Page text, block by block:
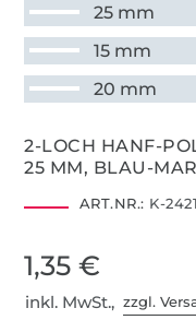
25 mm
15 mm
20 mm
2-LOCH HANF-
25 MM, BLAU-
ART.NR.: K-
1,35 €
inkl. MwSt.,zzgl.